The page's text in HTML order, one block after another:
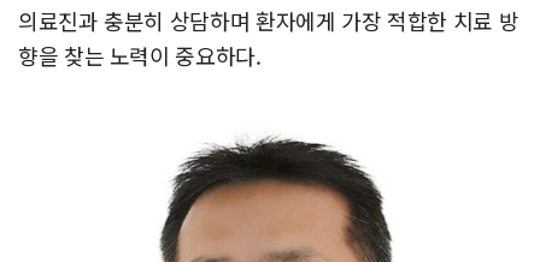
의료진과 충분히 상담하며 환자에게 가장 적합한 치료 방
향을 찾는 노력이 중요하다.